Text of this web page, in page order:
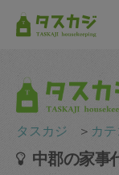
タスカジ ＞ カ
中郡の家事